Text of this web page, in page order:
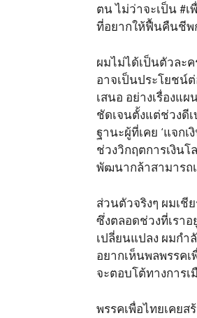
ตน ไม่ว่าจะเป็น #
ที่อยากให้ฟื้นคืนชีพ
ผมไม่ได้เป็นตัวละ
อาจเป็นประโยชน์
เสนอ อย่างเรื่องแ
ชัดเจนตั้งแต่ช่วงดี
ฐานะผู้ที่เคย ‘แจก
ช่วงวิกฤตการเงิน
พัฒนากล้าสามารถ
ส่วนตัวจริงๆ ผมเชี
ซึ่งตลอดช่วงที่เรา
เปลี่ยนแปลง ผมกำ
อยากเห็นพลพรรค
จะตอบโต้ทางการ
พรรคเพื่อไทยเคย